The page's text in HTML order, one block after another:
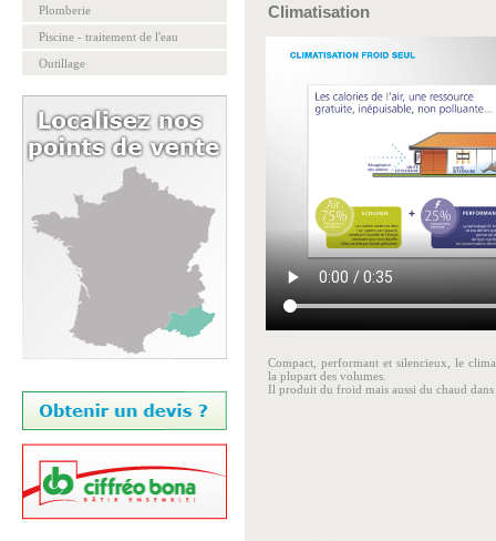
Plomberie
Piscine - traitement de l'eau
Outillage
Climatisation
Compact, performant et silencieux, le
la plupart des volumes.
Il produit du froid mais aussi du chaud